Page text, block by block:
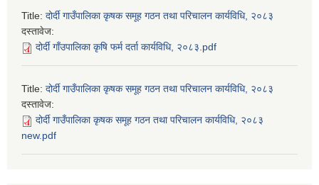
Title: दोर्दी गाउँपालिका कृषक समूह गठन तथा परिचालन कार्यविधि, २०८३
दस्तावेज:
दोर्दी गाँउपालिका कृषि फर्म दर्ता कार्यविधि, २०८३.pdf
Title: दोर्दी गाउँपालिका कृषक समूह गठन तथा परिचालन कार्यविधि, २०८३
दस्तावेज:
दोर्दी गाउँपालिका कृषक समूह गठन तथा परिचालन कार्यविधि, २०८३
new.pdf